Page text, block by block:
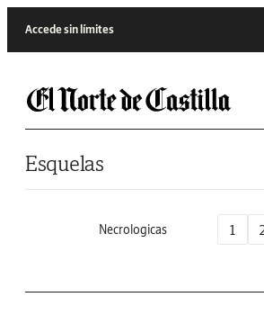
Accede sin límites
Esquelas
Necrologicas 1